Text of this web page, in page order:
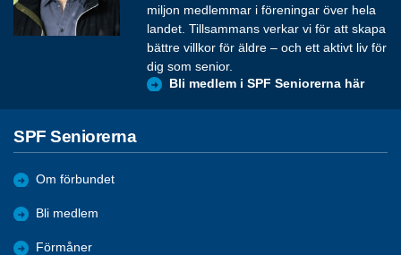
miljon medlemmar i föreningar över hela
landet. Tillsammans verkar vi för att skapa
bättre villkor för äldre – och ett aktivt liv för
dig som senior.
Bli medlem i SPF Seniorerna här
SPF Seniorerna
Om förbundet
Bli medlem
Förmåner